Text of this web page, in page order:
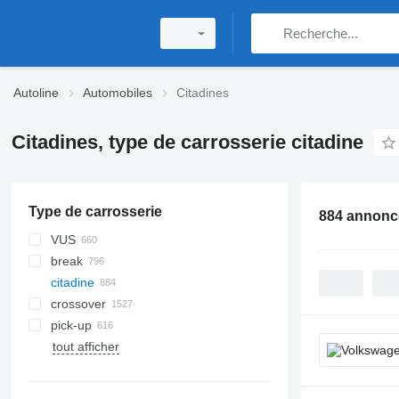
Autoline Automobiles Citadines
Citadines, type de carrosserie citadine
Type de carrosserie
VUS
break
citadine
crossover
pick-up
tout afficher
884